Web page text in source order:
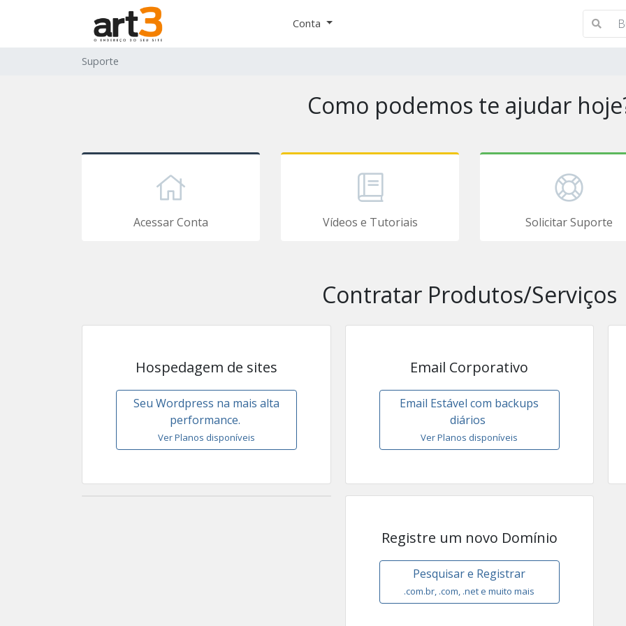
Conta
Suporte
Como podemos te ajudar
Acessar Conta Vídeos e Tutoriais Solicitar Suporte
Contratar Produtos/Serviços
Hospedagem de sites
Seu Wordpress na mais alta
performance.
Ver Planos disponíveis
Email Corporativo
Email Estável com backups
diários
Ver Planos disponíveis
Registre um novo Domínio
Pesquisar e Registrar
.com.br, .com, .net e muito mais